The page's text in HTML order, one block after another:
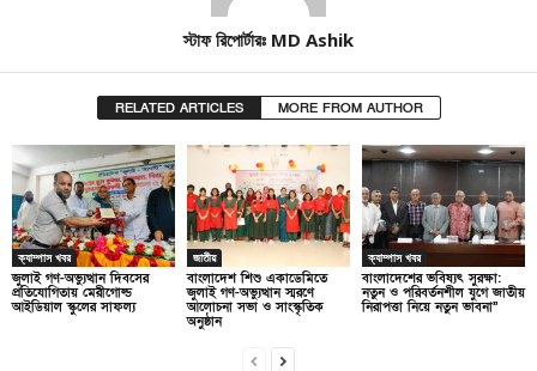
স্টাফ রিপোর্টারঃ MD Ashik
RELATED ARTICLES MORE FROM AUTHOR
ক্যাম্পাস খবর
জুলাই গণ-অভ্যুত্থান দিবসের
প্রতিযোগিতায় মেরীগোল্ড
আইডিয়াল স্কুলের সাফল্য
জাতীয়
বাংলাদেশ শিশু একাডেমিতে
জুলাই গণ-অভ্যুত্থান স্মরণে
আলোচনা সভা ও সাংস্কৃতিক
অনুষ্ঠান
ক্যাম্পাস খবর
বাংলাদেশের ভবিষ্যৎ সুরক্ষা:
নতুন ও পরিবর্তনশীল যুগে জাতীয়
নিরাপত্তা নিয়ে নতুন ভাবনা”